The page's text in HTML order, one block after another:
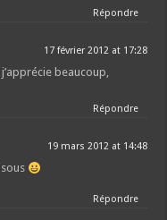
Répondre
17 février 2012 at 17:28
beaucoup,
Répondre
19 mars 2012 at 14:48
Répondre